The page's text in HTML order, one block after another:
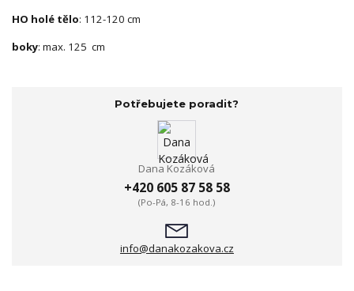
HO holé tělo: 112-120 cm
boky: max. 125 cm
Potřebujete poradit?
Dana Kozáková
+420 605 87 58 58
(Po-Pá, 8-16 hod.)
info@danakozakova.cz